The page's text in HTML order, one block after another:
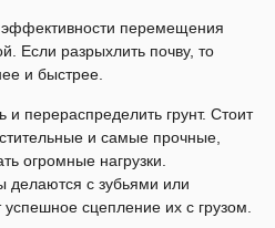
перемещения
Если разрыхлить почву, то
и быстрее.
перераспределить грунт. Стоит
и самые прочные,
огромные нагрузки.
делаются с зубьями или
сцепление их с грузом.